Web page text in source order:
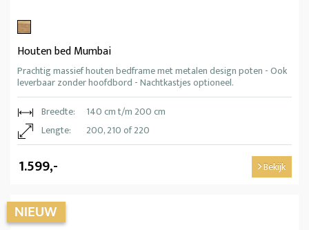
Houten bed Mumbai
Prachtig massief houten bedframe met metalen design poten - Ook
leverbaar zonder hoofdbord - Nachtkastjes optioneel.
Breedte:
140 cm t/m 200 cm
Lengte:
200, 210 of 220
1.599,- Bekijk